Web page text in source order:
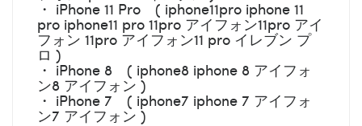
・ iPhone 11 Pro ( iphone11pro iphone 11
pro iphone11 pro 11pro アイフォン11pro アイ
フォン 11pro アイフォン11 pro イレブン プ
ロ )
・ iPhone 8 ( iphone8 iphone 8 アイフォ
ン8 アイフォン )
・ iPhone 7 ( iphone7 iphone 7 アイフォ
ン7 アイフォン )